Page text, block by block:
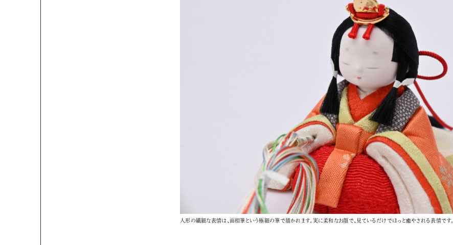
人形の繊細な表情は、面相筆という極細の筆で描かれます。実に柔和なお顔で、見ているだけでほっと癒やされる表情です。